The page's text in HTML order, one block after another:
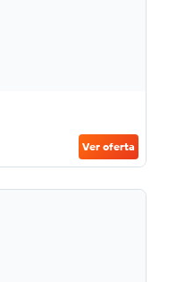
Ver oferta